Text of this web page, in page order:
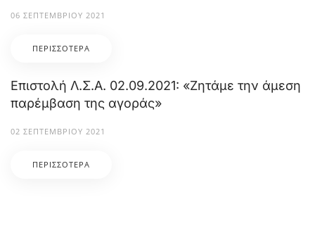
06 ΣΕΠΤΕΜΒΡΊΟΥ 2021
ΠΕΡΙΣΣΌΤΕΡΑ
Επιστολή Λ.Σ.Α. 02.09.2021: «Ζητάμε την άμεση
παρέμβαση της αγοράς»
02 ΣΕΠΤΕΜΒΡΊΟΥ 2021
ΠΕΡΙΣΣΌΤΕΡΑ